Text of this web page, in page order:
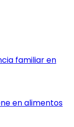
familiar en
en alimentos